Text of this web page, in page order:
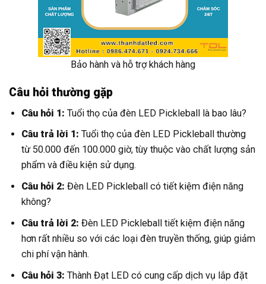
Bảo hành và hỗ trợ khách hàng
Câu hỏi thường gặp
Câu hỏi 1: Tuổi thọ của đèn LED Pickleball là bao lâu?
Câu trả lời 1: Tuổi thọ của đèn LED Pickleball thường
từ 50.000 đến 100.000 giờ, tùy thuộc vào chất lượng sản
phẩm và điều kiện sử dụng.
Câu hỏi 2: Đèn LED Pickleball có tiết kiệm điện năng
không?
Câu trả lời 2: Đèn LED Pickleball tiết kiệm điện năng
hơn rất nhiều so với các loại đèn truyền thống, giúp giảm
chi phí vận hành.
Câu hỏi 3: Thành Đạt LED có cung cấp dịch vụ lắp đặt